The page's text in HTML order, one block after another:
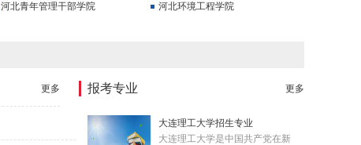
河北青年管理干部学院 河北环境工程学院
更多 报考专业 更多
大连理工大学招生专业
大连理工大学是中国共产党在新